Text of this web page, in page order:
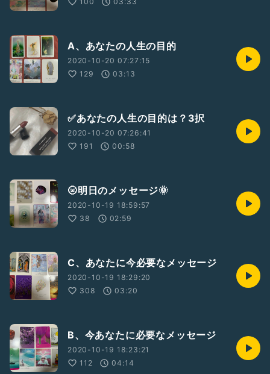
A、あなたの人生の目的
2020-10-20 07:27:15
129
03:13
✅あなたの人生の目的は？3択
2020-10-20 07:26:41
191
00:58
🌝明日のメッセージ🌞
2020-10-19 18:59:57
38
02:59
C、あなたに今必要なメッセージ
2020-10-19 18:29:20
308
03:20
B、今あなたに必要なメッセージ
2020-10-19 18:23:21
112
04:14